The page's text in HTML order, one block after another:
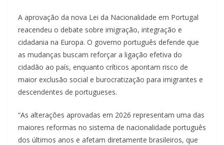
A aprovação da nova Lei da Nacionalidade em Portugal
reacendeu o debate sobre imigração, integração e
cidadania na Europa. O governo português defende que
as mudanças buscam reforçar a ligação efetiva do
cidadão ao país, enquanto críticos apontam risco de
maior exclusão social e burocratização para imigrantes e
descendentes de portugueses.
“As alterações aprovadas em 2026 representam uma das
maiores reformas no sistema de nacionalidade português
dos últimos anos e afetam diretamente brasileiros, que